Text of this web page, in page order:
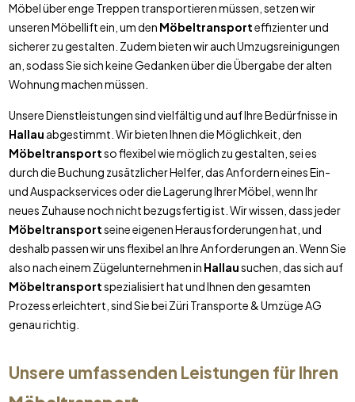
Möbel über enge Treppen transportieren müssen, setzen wir
unseren Möbellift ein, um den Möbeltransporteffizienter und
sicherer zu gestalten. Zudem bieten wir auch Umzugsreinigungen
an, sodass Sie sich keine Gedanken über die Übergabe der alten
Wohnung machen müssen.
Unsere Dienstleistungen sind vielfältig und auf Ihre Bedürfnisse in
Hallau abgestimmt. Wir bieten Ihnen die Möglichkeit, den
Möbeltransportso flexibel wie möglich zu gestalten, sei es
durch die Buchung zusätzlicher Helfer, das Anfordern eines Ein-
und Auspackservices oder die Lagerung Ihrer Möbel, wenn Ihr
neues Zuhause noch nicht bezugsfertig ist. Wir wissen, dass jeder
Möbeltransportseine eigenen Herausforderungen hat, und
deshalb passen wir uns flexibel an Ihre Anforderungen an. Wenn Sie
also nach einem Zügelunternehmen in Hallausuchen, das sich auf
Möbeltransportspezialisiert hat und Ihnen den gesamten
Prozess erleichtert, sind Sie bei Züri Transporte & Umzüge AG
genau richtig.
Unsere umfassenden Leistungen für Ihren